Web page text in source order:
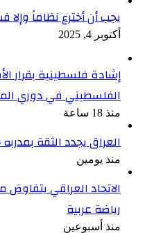
يجب أن أخترع نظاماً
أكتوبر 4, 2025
إشادة فلسطينية بقرار
الفلسطيني في دوري
منذ 18 ساعة
العراق يجدد الثقة بمدربه حتى عام
منذ يومين
الاتحاد العراقي يتفاوض
رياضة عربية
منذ أسبوعين